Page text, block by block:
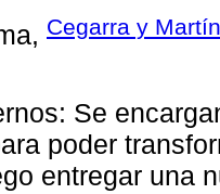
Cegarra y
Se
poder
entregar una